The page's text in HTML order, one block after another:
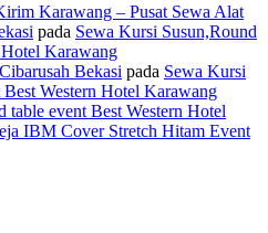
Karawang – Pusat Sewa Alat
pada Sewa Kursi Susun,Round
Karawang
Bekasi pada Sewa Kursi
Western Hotel Karawang
table event Best Western Hotel
IBM Cover Stretch Hitam Event